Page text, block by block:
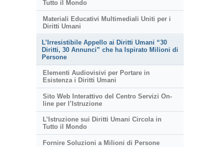
Tutto il Mondo
Materiali Educativi Multimediali Uniti per i
Diritti Umani
L’Irresistibile Appello ai Diritti Umani “30
Diritti, 30 Annunci” che ha Ispirato Milioni di
Persone
Elementi Audiovisivi per Portare in
Esistenza i Diritti Umani
Sito Web Interattivo del Centro Servizi On-
line per l’Istruzione
L’Istruzione sui Diritti Umani Circola in
Tutto il Mondo
Fornire Soluzioni a Milioni di Persone